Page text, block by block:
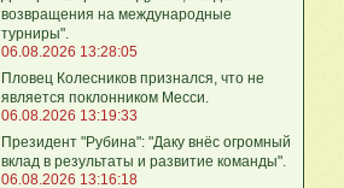
возвращения на международные
турниры".
06.08.2026 13:28:05
Пловец Колесников признался, что не
является поклонником Месси.
06.08.2026 13:19:33
Президент "Рубина": "Даку внёс огромный
вклад в результаты и развитие команды".
06.08.2026 13:16:18